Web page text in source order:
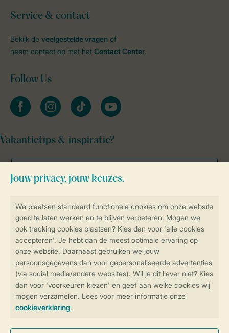
Controle over jouw gegevens &
Veilig en snel online boeken
Veilige gegevensoverdracht
Veilige betaling
Service & contact
Bekijk de veelgestelde vragen of
neem contact op met het Contact Center.
Follow Us
facebookinstagramtiktok youtube
Vakantietips & inspiratie?